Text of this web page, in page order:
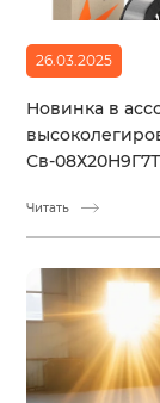
26.03.2025
Новинка в
Св-08Х20Н9Г7Т
Читать